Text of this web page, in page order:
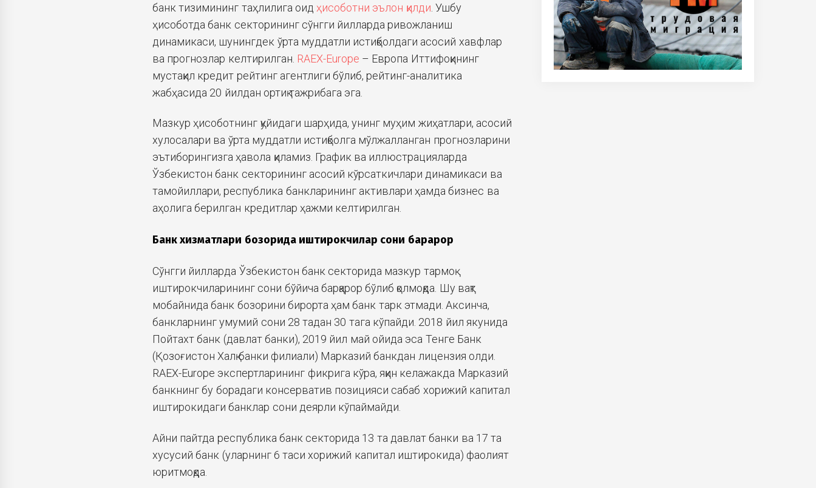
банк тизимининг таҳлилига оид ҳисоботни эълон қилди . Ушбу
ҳисоботда банк секторининг сўнгги йилларда ривожланиш
динамикаси, шунингдек ўрта муддатли истиқболдаги асосий хавфлар
ва прогнозлар келтирилган. RAEX-Europe – Европа Иттифоқининг
мустақил кредит рейтинг агентлиги бўлиб, рейтинг-аналитика
жабҳасида 20 йилдан ортиқ тажрибага эга.
Мазкур ҳисоботнинг қуйидаги шарҳида, унинг муҳим жиҳатлари, асосий
хулосалари ва ўрта муддатли истиқболга мўлжалланган прогнозларини
эътиборингизга ҳавола қиламиз. График ва иллюстрацияларда
Ўзбекистон банк секторининг асосий кўрсаткичлари динамикаси ва
тамойиллари, республика банкларининг активлари ҳамда бизнес ва
аҳолига берилган кредитлар ҳажми келтирилган.
Банк хизматлари бозорида иштирокчилар сони барқарор
Сўнгги йилларда Ўзбекистон банк секторида мазкур тармоқ
иштирокчиларининг сони бўйича барқарор бўлиб қолмоқда. Шу вақт
мобайнида банк бозорини бирорта ҳам банк тарк этмади. Аксинча,
банкларнинг умумий сони 28 тадан 30 тага кўпайди. 2018 йил якунида
Пойтахт банк (давлат банки), 2019 йил май ойида эса Тенге Банк
(Қозоғистон Халқ банки филиали) Марказий банкдан лицензия олди.
RAEX-Europe экспертларининг фикрига кўра, яқин келажакда Марказий
банкнинг бу борадаги консерватив позицияси сабаб хорижий капитал
иштирокидаги банклар сони деярли кўпаймайди.
Айни пайтда республика банк секторида 13 та давлат банки ва 17 та
хусусий банк (уларнинг 6 таси хорижий капитал иштирокида) фаолият
юритмоқда.